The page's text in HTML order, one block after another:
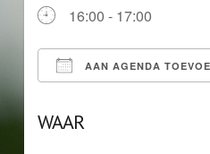
16:00 - 17:00
AAN AGENDA
WAAR